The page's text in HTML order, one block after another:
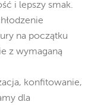
i lepszy smak.
na początku
z wymaganą
konfitowanie,
dla